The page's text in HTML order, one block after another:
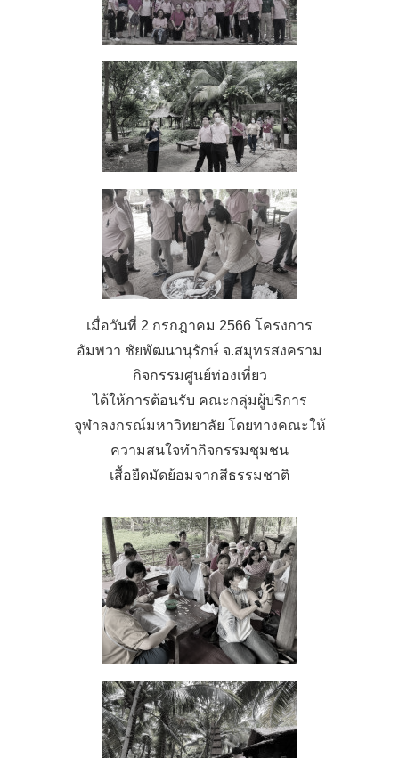
เมื่อวันที่ 2 กรกฎาคม 2566 โครงการ
อัมพวา ชัยพัฒนานุรักษ์ จ.สมุทรสงคราม
กิจกรรมศูนย์ท่องเที่ยว
ได้ให้การต้อนรับ คณะกลุ่มผู้บริการ
จุฬาลงกรณ์มหาวิทยาลัย โดยทางคณะให้
ความสนใจทำกิจกรรมชุมชน
เสื้อยืดมัดย้อมจากสีธรรมชาติ